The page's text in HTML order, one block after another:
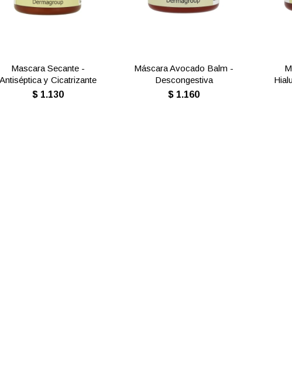
Mascara Secante -
Antiséptica y Cicatrizante
$ 1.130
Máscara Avocado Balm -
Descongestiva
$ 1.160